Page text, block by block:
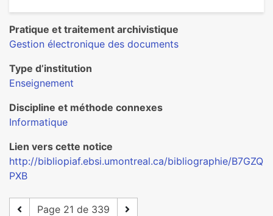
Pratique et traitement archivistique
Gestion électronique des documents
Type d’institution
Enseignement
Discipline et méthode connexes
Informatique
Lien vers cette notice
http://bibliopiaf.ebsi.umontreal.ca/bibliographie/B7GZQ
PXB
Page 21 de 339